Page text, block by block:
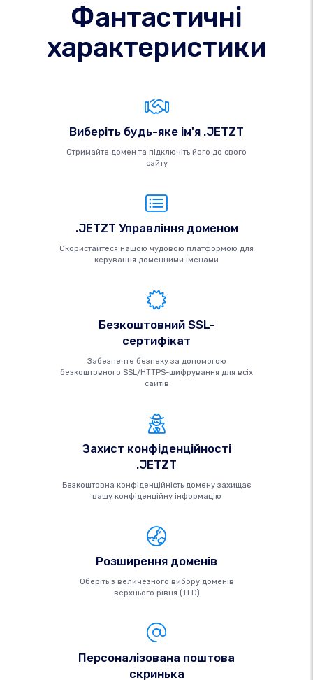
Фантастичні
характеристики
Виберіть будь-яке ім'я .JETZT
Отримайте домен та підключіть його до свого
сайту
.JETZT Управління доменом
Скористайтеся нашою чудовою платформою для
керування доменними іменами
Безкоштовний SSL-
сертифікат
Забезпечте безпеку за допомогою
безкоштовного SSL/HTTPS-шифрування для всіх
сайтів
Захист конфіденційності
.JETZT
Безкоштовна конфіденційність домену захищає
вашу конфіденційну інформацію
Розширення доменів
Оберіть з величезного вибору доменів
верхнього рівня (TLD)
Персоналізована поштова
скринька